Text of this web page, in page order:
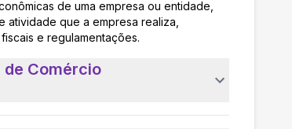
de uma empresa ou entidade,
que a empresa realiza,
e regulamentações.
de Comércio